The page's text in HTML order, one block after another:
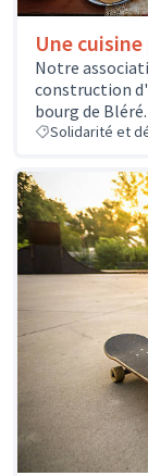
Une
Notre
construction
bourg de Bléré.
Solidarité et